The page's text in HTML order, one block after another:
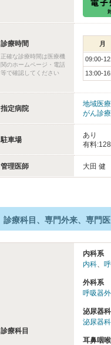
診療時間
正確な診療時間は医療機
関のホームページ・電話
等で確認してください
月
09:00-
13:00-
指定病院
地域医
がん診
駐車場
あり
有料
管理医師 大田 健
診療科目、専門外来、専門
診療科目
内科系
内科、
外科系
呼吸器
泌尿器
泌尿器科
耳鼻咽